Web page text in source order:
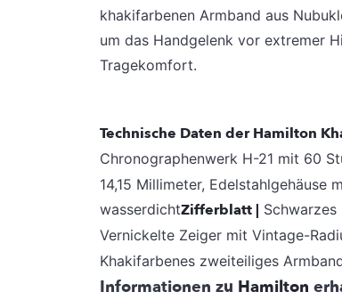
khakifarbenen Armband aus
um das Handgelenk vor extremer
Tragekomfort.
Technische Daten der Hamilton
Chronographenwerk H-21 mit 60
14,15 Millimeter, Edelstahlgehäuse
wasserdichtZifferblatt |
Vernickelte Zeiger mit Vintage-
Khakifarbenes zweiteiliges
Informationen zu Hamilton